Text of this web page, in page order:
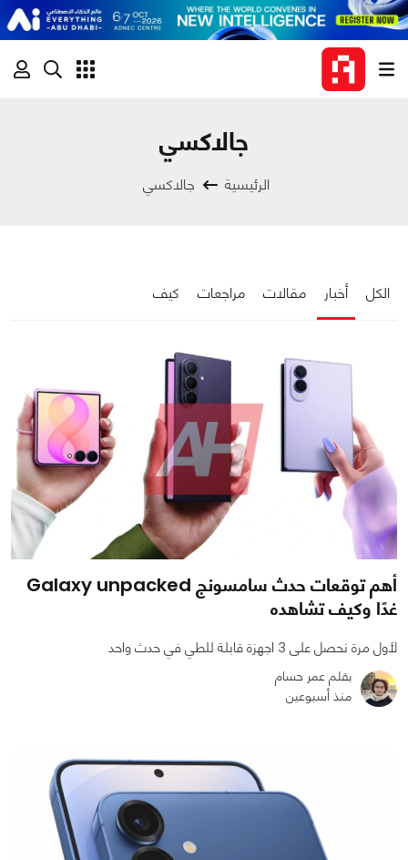
جالاكسي
الرئيسية جالاكسي
الكل أخبار مقالات مراجعات كيف
0
0
أهم توقعات حدث سامسونج Galaxy unpacked
غدًا وكيف تشاهده
لأول مرة نحصل على 3 اجهزة قابلة للطي في حدث واحد
بقلم عمر حسام
منذ أسبوعين